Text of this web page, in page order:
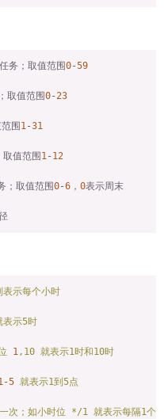
务；取值范围0-59
取值范围0-23
围1-31
取值范围1- 12
；取值范围0-6 ， 0表示周末
表示每个小时
表示5时
1,10 就表示1时和10时
-5 就表示1到5点
次；如小时位 */1 就表示每隔1个